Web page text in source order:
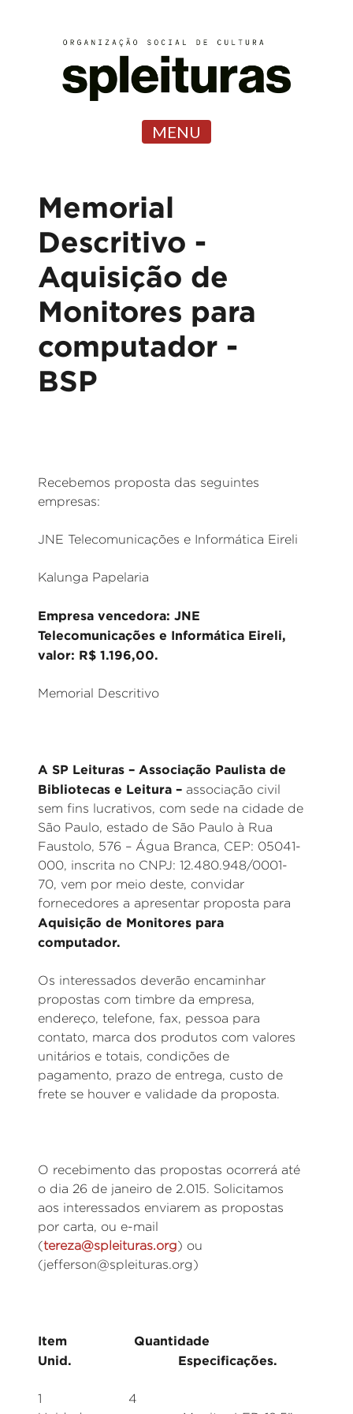
MENU
Memorial
Descritivo -
Aquisição de
Monitores para
computador -
BSP
Recebemos proposta das seguintes
empresas:
JNE Telecomunicações e Informática Eireli
Kalunga Papelaria
Empresa vencedora: JNE
Telecomunicações e Informática Eireli,
valor: R$ 1.196,00.
Memorial Descritivo
A SP Leituras – Associação Paulista de
Bibliotecas e Leitura – associação civil
sem fins lucrativos, com sede na cidade de
São Paulo, estado de São Paulo à Rua
Faustolo, 576 – Água Branca, CEP: 05041-
000, inscrita no CNPJ: 12.480.948/0001-
70, vem por meio deste, convidar
fornecedores a apresentar proposta para
Aquisição de Monitores para
computador.
Os interessados deverão encaminhar
propostas com timbre da empresa,
endereço, telefone, fax, pessoa para
contato, marca dos produtos com valores
unitários e totais, condições de
pagamento, prazo de entrega, custo de
frete se houver e validade da proposta.
O recebimento das propostas ocorrerá até
o dia 26 de janeiro de 2.015. Solicitamos
aos interessados enviarem as propostas
por carta, ou e-mail
(tereza@spleituras.org) ou
(jefferson@spleituras.org)
Item Quantidade
Unid. Especificações.
1 4